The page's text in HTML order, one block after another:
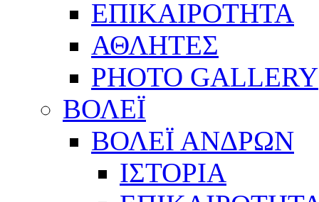
ΕΠΙΚΑΙΡΟΤΗΤΑ
ΑΘΛΗΤΕΣ
PHOTO GALLERY
ΒΟΛΕΪ
ΒΟΛΕΪ ΑΝΔΡΩΝ
ΙΣΤΟΡΙΑ